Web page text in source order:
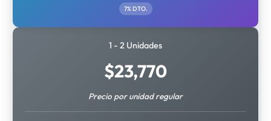
7% DTO.
1 - 2 Unidades
$23,770
Precio por unidad regular